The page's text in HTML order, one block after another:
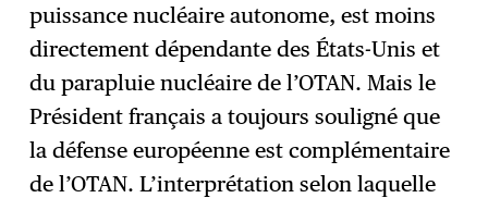
puissance nucléaire autonome, est moins
directement dépendante des États-Unis et
du parapluie nucléaire de l’OTAN. Mais le
Président français a toujours souligné que
la défense européenne est complémentaire
de l’OTAN. L’interprétation selon laquelle